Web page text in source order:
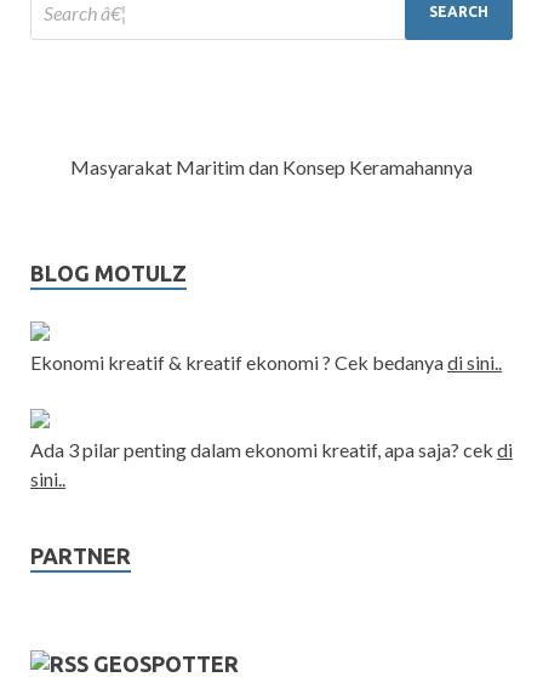
Masyarakat Maritim dan Konsep Keramahannya
BLOG MOTULZ
Ekonomi kreatif & kreatif ekonomi ? Cek bedanyadi sini..
Ada 3 pilar penting dalam ekonomi kreatif, apa saja? cek di
sini..
PARTNER
GEOSPOTTER